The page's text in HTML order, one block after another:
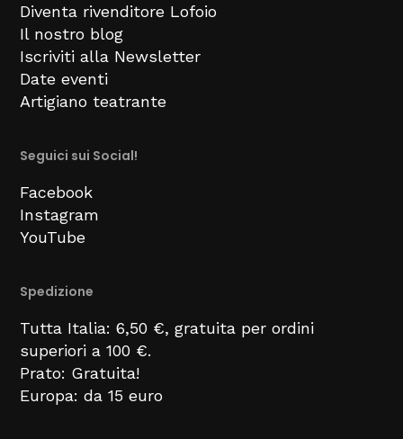
Diventa rivenditore Lofoio
Il nostro blog
Iscriviti alla Newsletter
Date eventi
Artigiano teatrante
Seguici sui Social!
Facebook
Instagram
YouTube
Spedizione
Tutta Italia: 6,50 €, gratuita per ordini
superiori a 100 €.
Prato: Gratuita!
Europa: da 15 euro